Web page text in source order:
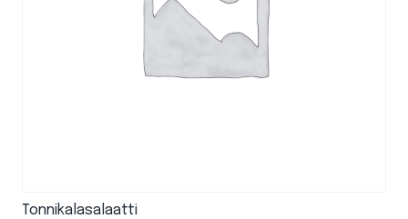
Tonnikalasalaatti